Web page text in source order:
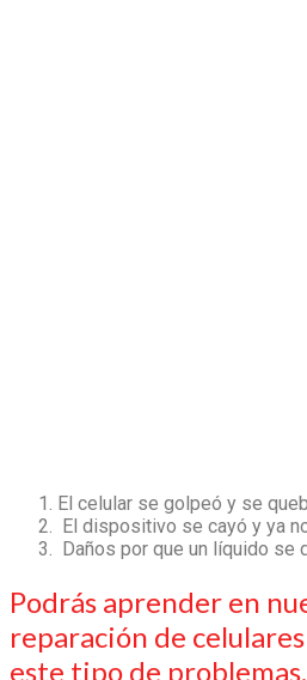
El celular se golpeó y se
El dispositivo se cayó y ya
Daños por que un líquido se
Podrás aprender en
reparación de
este tipo de problemas.